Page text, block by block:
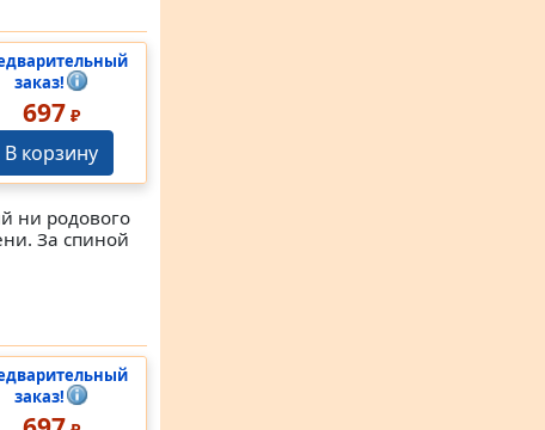
заказ!
697 ₽
В корзину
ни родового
За спиной
заказ!